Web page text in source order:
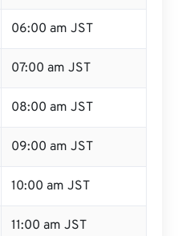
06:00 am JST
07:00 am JST
08:00 am JST
09:00 am JST
10:00 am JST
11:00 am JST